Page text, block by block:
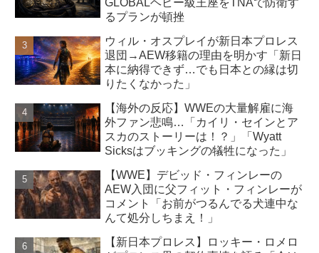
GLOBALヘビー級王座をTNAで防衛す
るプランが頓挫
ウィル・オスプレイが新日本プロレス
退団→AEW移籍の理由を明かす「新日
本に納得できず…でも日本との縁は切
りたくなかった」
【海外の反応】WWEの大量解雇に海
外ファン悲鳴…「カイリ・セインとア
スカのストーリーは！？」「Wyatt
Sicksはブッキングの犠牲になった」
【WWE】デビッド・フィンレーの
AEW入団に父フィット・フィンレーが
コメント「お前がつるんでる犬連中な
んて処分しちまえ！」
【新日本プロレス】ロッキー・ロメロ